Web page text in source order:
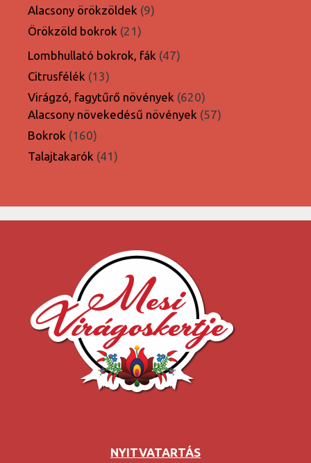
termék
Alacsony örökzöldek 99
Örökzöld bokrok 2121
termék
Lombhullató bokrok, fák 4747
Citrusfélék 1313
termék
Virágzó, fagytűrő növények 620620
termék
Alacsony növekedésű növények 5757
Bokrok 160160
termék
Talajtakarók 4141
NYITVATARTÁS